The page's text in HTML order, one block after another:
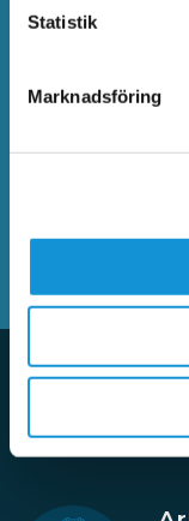
Statistik
Marknadsföring
Sök bland